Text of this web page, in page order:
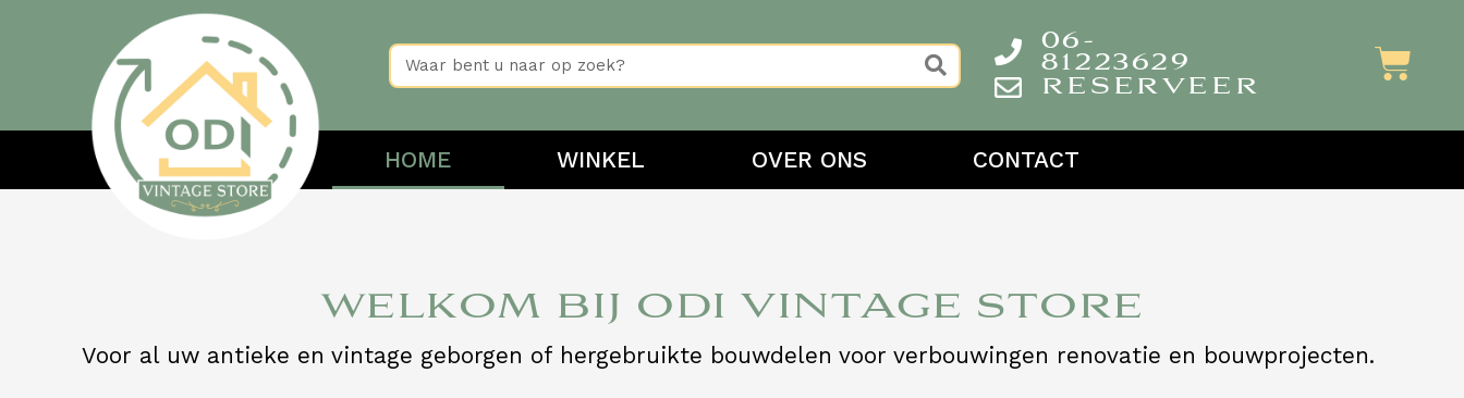
06-
81223629
RESERVEER
HOME WINKEL OVER ONS CONTACT
WELKOM BIJ ODI VINTAGE STORE
Voor al uw antieke en vintage geborgen of hergebruikte bouwdelen voor verbouwingen renovatie en bouwprojecten.